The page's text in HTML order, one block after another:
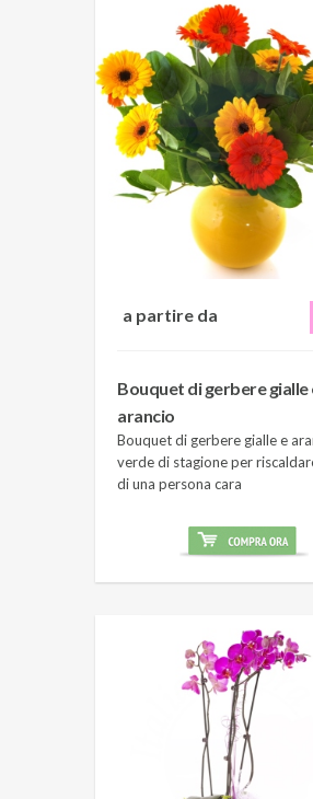
a partire da
Bouquet di gerbere gialle
arancio
Bouquet di gerbere gialle e
verde di stagione per
di una persona cara